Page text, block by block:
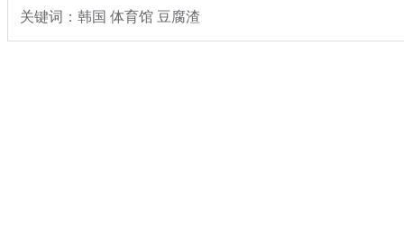
关键词：韩国 体育馆 豆腐渣